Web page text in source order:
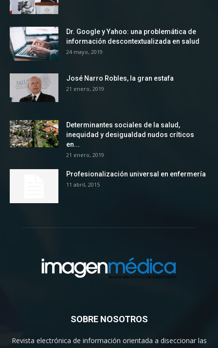
Dr. Google y Yahoo: una problemática de
información descontextualizada en salud
24 mayo, 2019
José Narro Robles, la gran estafa
21 enero, 2019
Determinantes sociales de la salud,
inequidad y desigualdad nudos críticos
en...
21 enero, 2019
Profesionalización universal en enfermería
11 abril, 2015
SOBRE NOSOTROS
Revista electrónica de información orientada a diseccionar las